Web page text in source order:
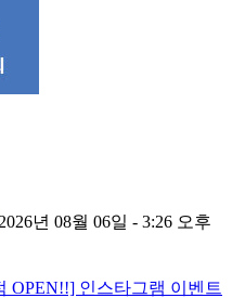
2026년 08월 06일 - 3:26 오후
OPEN!!] 인스타그램 이벤트